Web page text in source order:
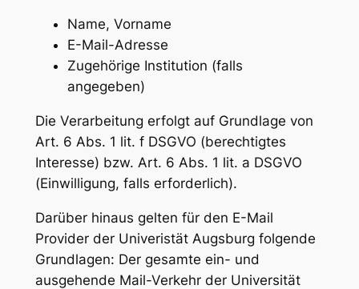
Name, Vorname
E-Mail-Adresse
Zugehörige Institution (falls
angegeben)
Die Verarbeitung erfolgt auf Grundlage von
Art. 6 Abs. 1 lit. f DSGVO (berechtigtes
Interesse) bzw. Art. 6 Abs. 1 lit. a DSGVO
(Einwilligung, falls erforderlich).
Darüber hinaus gelten für den E-Mail
Provider der Univeristät Augsburg folgende
Grundlagen: Der gesamte ein- und
ausgehende Mail-Verkehr der Universität